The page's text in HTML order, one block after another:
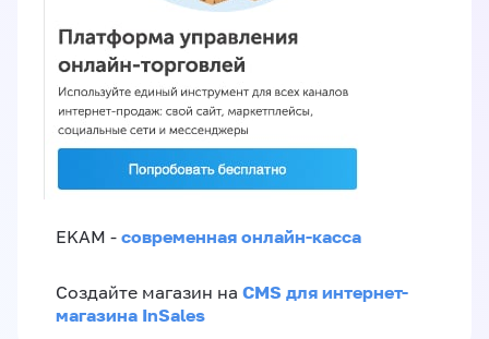
EKAM - современная онлайн-касса
Создайте магазин на CMS для интернет-
магазина InSales